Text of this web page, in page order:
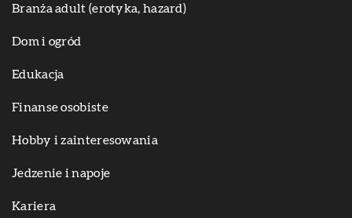
Branża adult (erotyka, hazard)
Dom i ogród
Edukacja
Finanse osobiste
Hobby i zainteresowania
Jedzenie i napoje
Kariera